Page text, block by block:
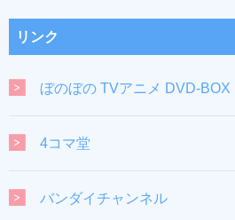
リンク
ぼのぼの TVアニメ DVD-BOX
4コマ堂
バンダイチャンネル